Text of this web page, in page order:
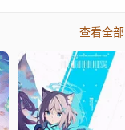
查看全部